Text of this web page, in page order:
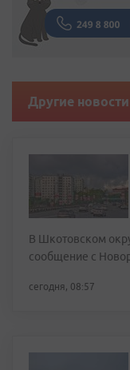
Другие новости
В Шкотовском
сообщение с
сегодня, 08:57